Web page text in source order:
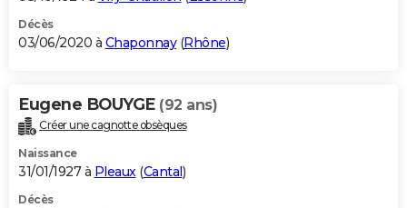
Décès
03/06/2020 à Chaponnay(Rhône)
Eugene BOUYGE (92 ans)
Créer une cagnotte obsèques
Naissance
31/01/1927 à Pleaux(Cantal )
Décès